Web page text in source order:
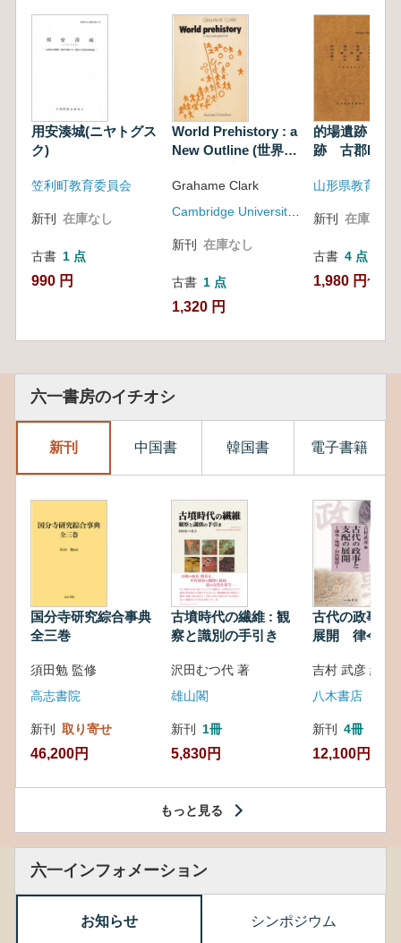
用安湊城(ニヤトグス
ク)
笠利町教育委員会
新刊 在庫なし
古書 1 点
990 円
World Prehistory : a
New Outline (世界の
説)
Grahame Clark
新刊 在庫なし
古書 1 点
1,320 円
的場遺跡 村
跡 古郡B遺
山形県教育委
新刊 在庫なし
古書 4 点
1,980 円~
六一書房のイチオシ
新刊 中国書 韓国書 電子書籍
国分寺研究綜合事典
全三巻
須田勉 監修
高志書院
新刊 取り寄せ
46,200円
古墳時代の繊維 : 観
察と識別の手引き
沢田むつ代 著
雄山閣
新刊 1冊
5,830円
古代の政事と
展開 律令・
吉村 武彦 編集
八木書店
新刊 4冊
12,100円
もっと見る
六一インフォメーション
お知らせ シンポジウム